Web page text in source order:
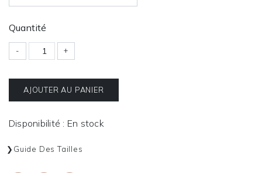
Quantité
- +
AJOUTER AU PANIER
Disponibilité : En stock
Guide Des Tailles